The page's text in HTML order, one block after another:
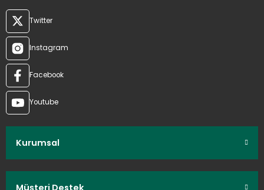
Twitter
Instagram
Facebook
Youtube
Kurumsal
Müşteri Destek